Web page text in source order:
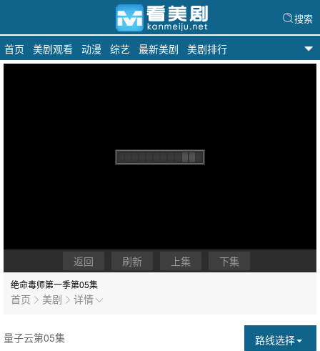
首页 美剧观看 动漫 综艺 最新美剧 美剧排行
搜索
返回 刷新 上集 下集
绝命毒师第一季第05集
首页 美剧 详情
路线选择
量子云第05集